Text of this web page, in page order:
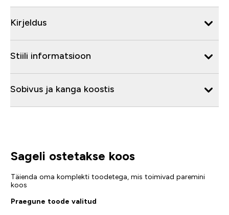
Kirjeldus
Stiili informatsioon
Sobivus ja kanga koostis
Sageli ostetakse koos
Täienda oma komplekti toodetega, mis toimivad paremini
koos
Praegune toode valitud